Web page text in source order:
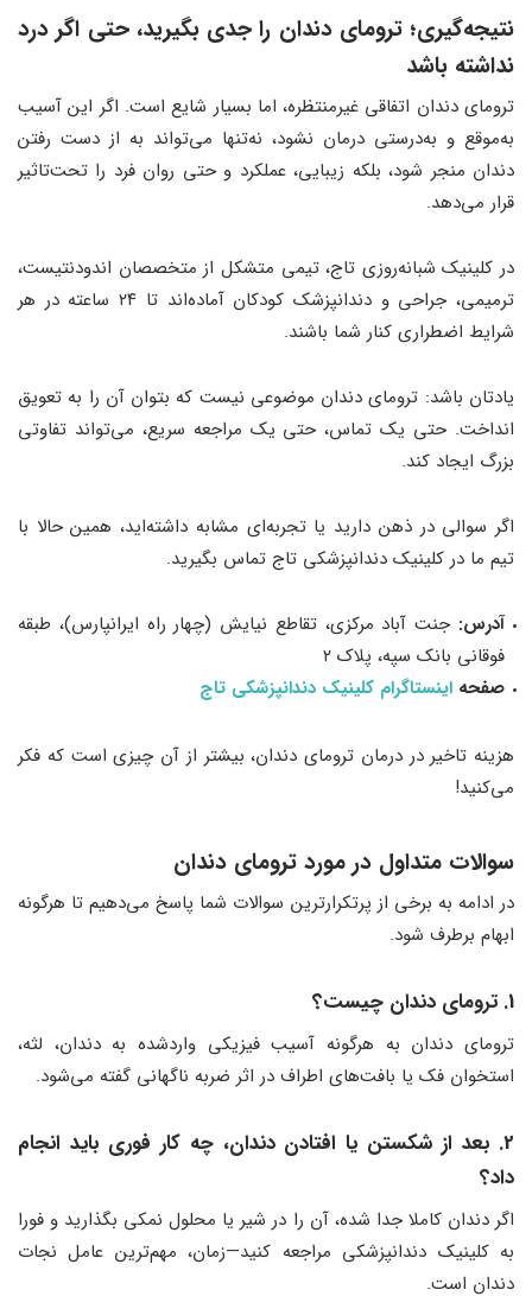
نتیجه‌گیری؛ ترومای دندان را جدی بگیرید، حتی اگر درد
نداشته باشد
ترومای دندان اتفاقی غیرمنتظره، اما بسیار شایع است. اگر این آسیب
به‌موقع و به‌درستی درمان نشود، نه‌تنها می‌تواند به از دست رفتن
دندان منجر شود، بلکه زیبایی، عملکرد و حتی روان فرد را تحت‌تاثیر
قرار می‌دهد.
در کلینیک شبانه‌روزی تاج، تیمی متشکل از متخصصان اندودنتیست،
ترمیمی، جراحی و دندانپزشک کودکان آماده‌اند تا ۲۴ ساعته در هر
شرایط اضطراری کنار شما باشند.
یادتان باشد: ترومای دندان موضوعی نیست که بتوان آن را به تعویق
انداخت. حتی یک تماس، حتی یک مراجعه سریع، می‌تواند تفاوتی
بزرگ ایجاد کند.
اگر سوالی در ذهن دارید یا تجربه‌ای مشابه داشته‌اید، همین حالا با
تیم ما در کلینیک دندانپزشکی تاج تماس بگیرید.
آدرس: جنت آباد مرکزی، تقاطع نیایش (چهار راه ایرانپارس)، طبقه
فوقانی بانک سپه، پلاک ۲
صفحه اینستاگرام کلینیک دندانپزشکی تاج
هزینه تاخیر در درمان ترومای دندان، بیشتر از آن چیزی‌ است که فکر
می‌کنید!
سوالات متداول در مورد ترومای دندان
در ادامه به برخی از پرتکرارترین سوالات شما پاسخ می‌دهیم تا هرگونه
ابهام برطرف شود.
1. ترومای دندان چیست؟
ترومای دندان به هرگونه آسیب فیزیکی واردشده به دندان، لثه،
استخوان فک یا بافت‌های اطراف در اثر ضربه ناگهانی گفته می‌شود.
2. بعد از شکستن یا افتادن دندان، چه کار فوری باید انجام
داد؟
اگر دندان کاملا جدا شده، آن را در شیر یا محلول نمکی بگذارید و فورا
به کلینیک دندانپزشکی مراجعه کنید—زمان، مهم‌ترین عامل نجات
دندان است.